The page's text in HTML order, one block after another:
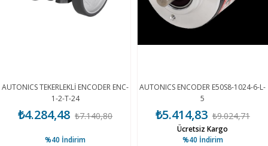
AUTONICS TEKERLEKLİ ENCODER ENC-
1-2-T-24
₺4.284,48 ₺7.140,80
%40 İndirim
AUTONICS ENCODER E50S8-1024-6-L-
5
₺5.414,83 ₺9.024,71
%40 İndirim
Ücretsiz Kargo